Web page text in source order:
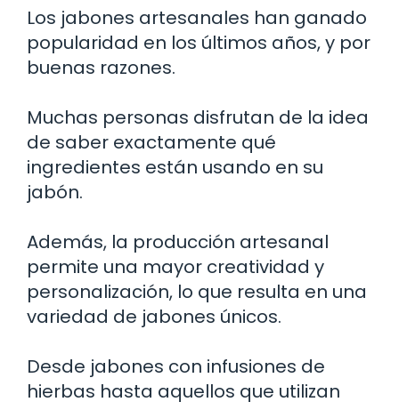
Los jabones artesanales han ganado
popularidad en los últimos años, y por
buenas razones.
Muchas personas disfrutan de la idea
de saber exactamente qué
ingredientes están usando en su
jabón.
Además, la producción artesanal
permite una mayor creatividad y
personalización, lo que resulta en una
variedad de jabones únicos.
Desde jabones con infusiones de
hierbas hasta aquellos que utilizan